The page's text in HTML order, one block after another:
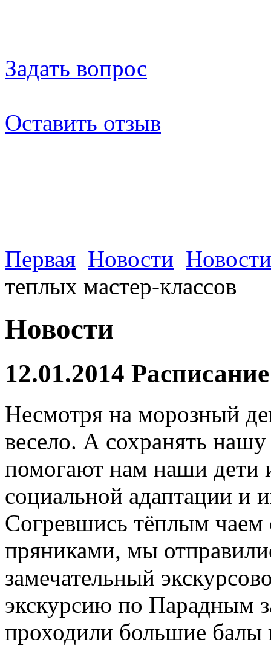
Задать вопрос
Оставить отзыв
Первая Новости
теплых мастер-классов
Новости
12.01.2014
Несмотря на морозный
весело. А сохранять
помогают нам наши дети
социальной адаптации и
Согревшись тёплым
пряниками, мы
замечательный
экскурсию по Парадным
проходили большие балы